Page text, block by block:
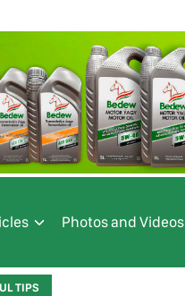
Photos and Videos
TIPS